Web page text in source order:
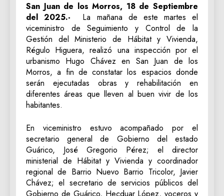
San Juan de los Morros, 18 de Septiembre
del 2025.- La mañana de este martes el
viceministro de Seguimiento y Control de la
Gestión del Ministerio de Hábitat y Vivienda,
Régulo Higuera, realizó una inspección por el
urbanismo Hugo Chávez en San Juan de los
Morros, a fin de constatar los espacios donde
serán ejecutadas obras y rehabilitación en
diferentes áreas que lleven al buen vivir de los
habitantes.
En viceministro estuvo acompañado por el
secretario general de Gobierno del estado
Guárico, José Gregorio Pérez; el director
ministerial de Hábitat y Vivienda y coordinador
regional de Barrio Nuevo Barrio Tricolor, Javier
Chávez; el secretario de servicios públicos del